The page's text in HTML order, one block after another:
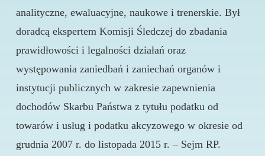
analityczne, ewaluacyjne, naukowe i trenerskie. Był
doradcą ekspertem Komisji Śledczej do zbadania
prawidłowości i legalności działań oraz
występowania zaniedbań i zaniechań organów i
instytucji publicznych w zakresie zapewnienia
dochodów Skarbu Państwa z tytułu podatku od
towarów i usług i podatku akcyzowego w okresie od
grudnia 2007 r. do listopada 2015 r. – Sejm RP.